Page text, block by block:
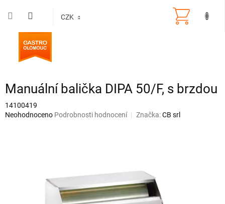
CZK
Manuální balička DIPA 50/F, s brzdou
14100419
Průměrné
Neohodnoceno Podrobnosti hodnocení Značka:CB srl